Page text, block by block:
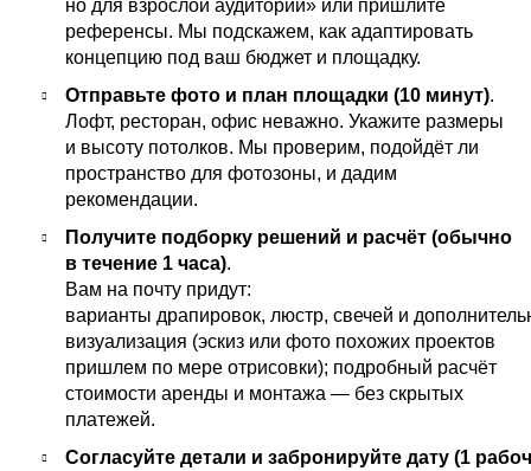
но для взрослой аудитории» или пришлите
референсы. Мы подскажем, как адаптировать
концепцию под ваш бюджет и площадку.
Отправьте фото и план площадки (10 минут).
Лофт, ресторан, офис неважно. Укажите размеры
и высоту потолков. Мы проверим, подойдёт ли
пространство для фотозоны, и дадим
рекомендации.
Получите подборку решений и расчёт (обычно
в течение 1 часа).
Вам на почту придут:
варианты драпировок, люстр, свечей и
визуализация (эскиз или фото похожих проектов
пришлем по мере отрисовки); подробный расчёт
стоимости аренды и монтажа — без скрытых
платежей.
Согласуйте детали и забронируйте дату (1